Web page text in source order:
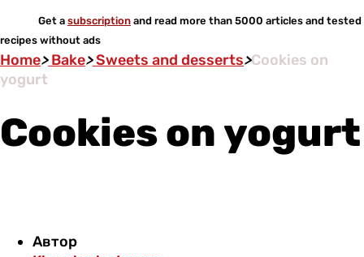
Get a subscription and read more than 5000 articles and tested
recipes without ads
Home>Bake>Sweets and desserts>Cookies on
yogurt
Cookies on yogurt
Автор